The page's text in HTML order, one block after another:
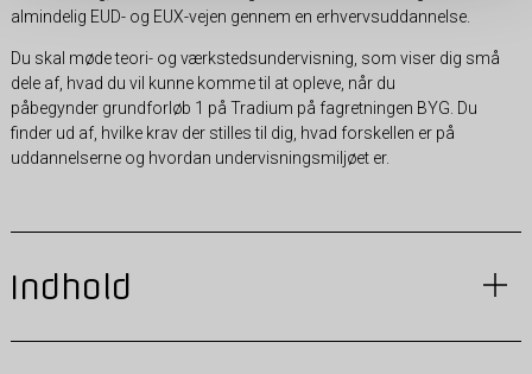
almindelig EUD- og EUX-vejen gennem en erhvervsuddannelse.
Du skal møde teori- og værkstedsundervisning, som viser dig små
dele af, hvad du vil kunne komme til at opleve, når du
påbegynder grundforløb 1 på Tradium på fagretningen BYG. Du
finder ud af, hvilke krav der stilles til dig, hvad forskellen er på
uddannelserne og hvordan undervisningsmiljøet er.
Indhold